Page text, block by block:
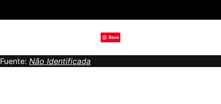
Save
Fuente: Não Identificada